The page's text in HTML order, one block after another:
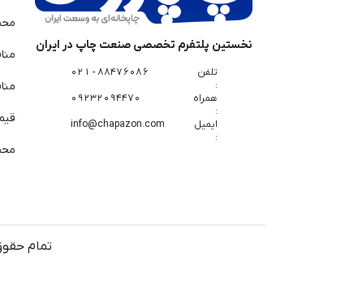
نخستین پلتفرم تخصصی صنعت چاپ در ایران
تلفن
:
88476086 - 021
همراه
:
09232094470
ایمیل
:
info@chapazon.com
تمام